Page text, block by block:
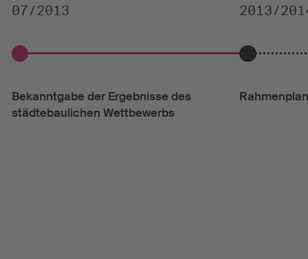
07/2013
Bekanntgabe der Ergebnisse des
städtebaulichen Wettbewerbs
2013/